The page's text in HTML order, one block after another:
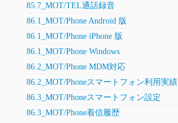
85.7_MOT/TEL通話録音
86.1_MOT/Phone Android 版
86.1_MOT/Phone iPhone 版
86.1_MOT/Phone Windows
86.2_MOT/Phone MDM対応
86.2_MOT/Phoneスマートフォン利用実績
86.3_MOT/Phoneスマートフォン設定
86.3_MOT/Phone着信履歴